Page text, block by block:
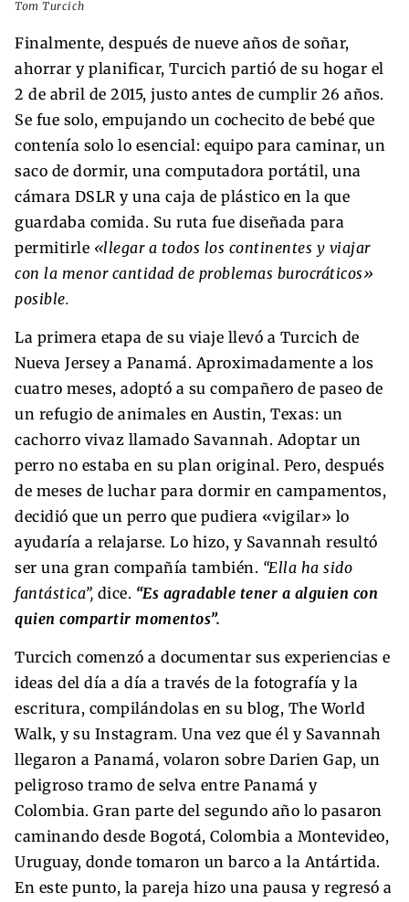
Tom Turcich
Finalmente, después de nueve años de soñar,
ahorrar y planificar, Turcich partió de su hogar el
2 de abril de 2015, justo antes de cumplir 26 años.
Se fue solo, empujando un cochecito de bebé que
contenía solo lo esencial: equipo para caminar, un
saco de dormir, una computadora portátil, una
cámara DSLR y una caja de plástico en la que
guardaba comida. Su ruta fue diseñada para
permitirle «llegar a todos los continentes y viajar
con la menor cantidad de problemas burocráticos»
posible.
La primera etapa de su viaje llevó a Turcich de
Nueva Jersey a Panamá. Aproximadamente a los
cuatro meses, adoptó a su compañero de paseo de
un refugio de animales en Austin, Texas: un
cachorro vivaz llamado Savannah. Adoptar un
perro no estaba en su plan original. Pero, después
de meses de luchar para dormir en campamentos,
decidió que un perro que pudiera «vigilar» lo
ayudaría a relajarse. Lo hizo, y Savannah resultó
ser una gran compañía también. “Ella ha sido
fantástica”, dice. “Es agradable tener a alguien con
quien compartir momentos”.
Turcich comenzó a documentar sus experiencias e
ideas del día a día a través de la fotografía y la
escritura, compilándolas en su blog, The World
Walk, y su Instagram. Una vez que él y Savannah
llegaron a Panamá, volaron sobre Darien Gap, un
peligroso tramo de selva entre Panamá y
Colombia. Gran parte del segundo año lo pasaron
caminando desde Bogotá, Colombia a Montevideo,
Uruguay, donde tomaron un barco a la Antártida.
En este punto, la pareja hizo una pausa y regresó a